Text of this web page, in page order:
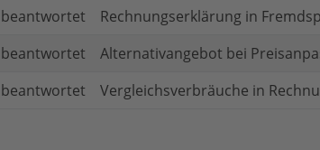
Rechnungserklärung in
Alternativangebot bei
Vergleichsverbräuche in